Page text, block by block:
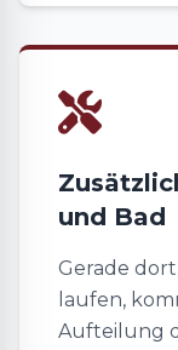
und Bad
Gerade
laufen,
Aufteilung